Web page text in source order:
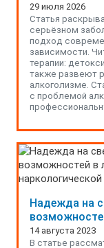
29 июля 2026
Статья
серьёзном
подход
зависимости.
терапии:
также развеют
алкоголизме.
с проблемой
Надежда на
14 августа 2023
В статье